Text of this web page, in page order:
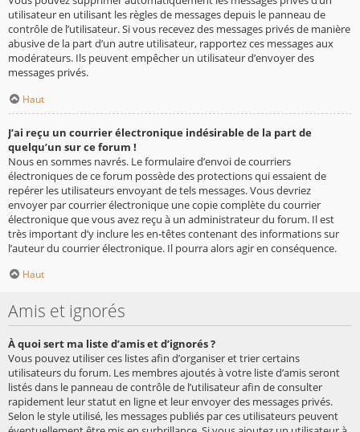
utilisateur en utilisant les règles de messages depuis le panneau de
contrôle de l’utilisateur. Si vous recevez des messages privés de manière
abusive de la part d’un autre utilisateur, rapportez ces messages aux
modérateurs. Ils peuvent empêcher un utilisateur d’envoyer des
messages privés.
Haut
J’ai reçu un courrier électronique indésirable de la part de
quelqu’un sur ce forum !
Nous en sommes navrés. Le formulaire d’envoi de courriers
électroniques de ce forum possède des protections qui essaient de
repérer les utilisateurs envoyant de tels messages. Vous devriez
envoyer par courrier électronique une copie complète du courrier
électronique que vous avez reçu à un administrateur du forum. Il est
très important d’y inclure les en-têtes contenant des informations sur
l’auteur du courrier électronique. Il pourra alors agir en conséquence.
Haut
Amis et ignorés
À quoi sert ma liste d’amis et d’ignorés ?
Vous pouvez utiliser ces listes afin d’organiser et trier certains
utilisateurs du forum. Les membres ajoutés à votre liste d’amis seront
listés dans le panneau de contrôle de l’utilisateur afin de consulter
rapidement leur statut en ligne et leur envoyer des messages privés.
Selon le style utilisé, les messages publiés par ces utilisateurs peuvent